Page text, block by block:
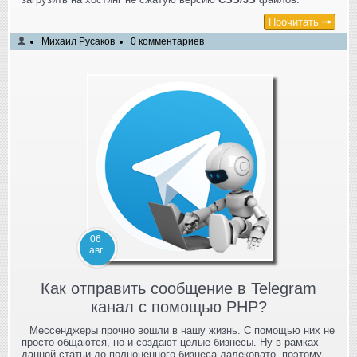
Прочитать
Михаил Русаков 0 комментариев
06
авг
Как отправить сообщение в Telegram
канал с помощью PHP?
Мессенджеры прочно вошли в нашу жизнь. С помощью них не
просто общаются, но и создают целые бизнесы. Ну в рамках
данной статьи до полноценного бизнеса далековато, поэтому